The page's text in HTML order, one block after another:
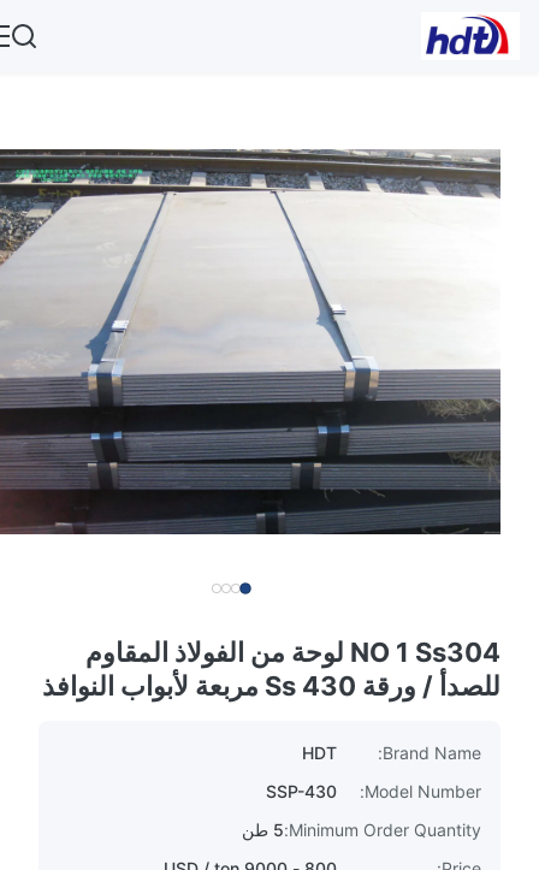
NO 1 Ss304 لوحة من الفولاذ المقاوم
للصدأ / ورقة 430 Ss مربعة لأبواب النوافذ
Brand Name:
Model Number:
SSP-430
Minimum Order Quantity: 5 طن